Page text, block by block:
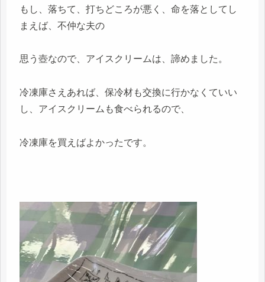
もし、落ちて、打ちどころが悪く、命を落としてし
まえば、不仲な夫の
思う壺なので、アイスクリームは、諦めました。
冷凍庫さえあれば、保冷材も交換に行かなくていい
し、アイスクリームも食べられるので、
冷凍庫を買えばよかったです。